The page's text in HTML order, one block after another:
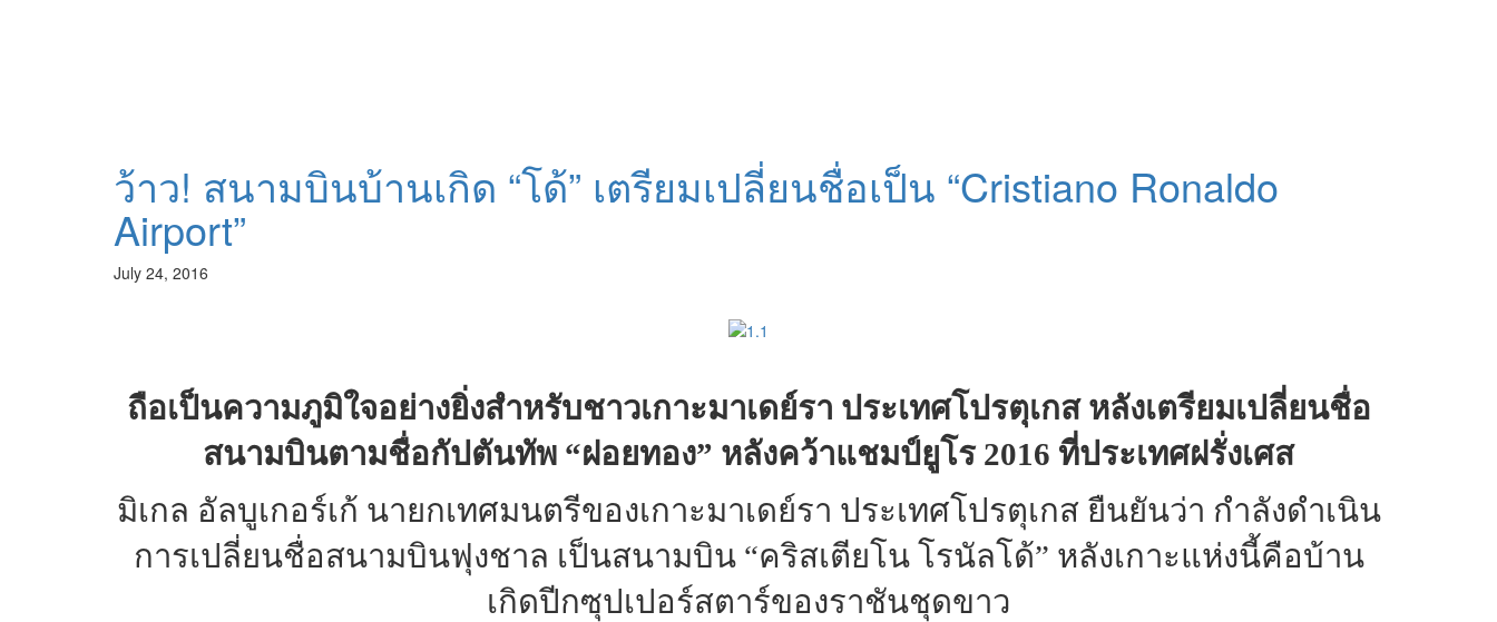
ว้าว! สนามบินบ้านเกิด “โด้” เตรียมเปลี่ยนชื่อเป็น “Cristiano Ronaldo
Airport”
July 24, 2016
ถือเป็นความภูมิใจอย่างยิ่งสำหรับชาวเกาะมาเดย์รา ประเทศโปรตุเกส หลังเตรียมเปลี่ยนชื่อ
สนามบินตามชื่อกัปตันทัพ “ฝอยทอง” หลังคว้าแชมป์ยูโร 2016 ที่ประเทศฝรั่งเศส
มิเกล อัลบูเกอร์เก้ นายกเทศมนตรีของเกาะมาเดย์รา ประเทศโปรตุเกส ยืนยันว่า กำลังดำเนิน
การเปลี่ยนชื่อสนามบินฟุงชาล เป็นสนามบิน “คริสเตียโน โรนัลโด้” หลังเกาะแห่งนี้คือบ้าน
เกิดปีกซุปเปอร์สตาร์ของราชันชุดขาว